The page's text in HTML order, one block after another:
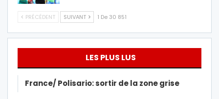
PRÉCÉDENT SUIVANT 1 De 30 851
LES PLUS LUS
France/ Polisario: sortir de la zone grise